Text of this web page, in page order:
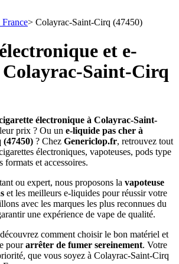
> Colayrac-Saint-Cirq (47450)
et e-
Saint-Cirq
électronique à Colayrac-Saint-
prix ? Ou un e-liquide pas cher à
? Chez Genericlop.fr, retrouvez tout
électroniques, vapoteuses, pods type
et accessoires.
ou expert, nous proposons la vapoteuse
et les meilleurs e-liquides pour réussir votre
avec les marques les plus reconnues du
une expérience de vape de qualité.
comment choisir le bon matériel et
pourarrêter de fumer sereinement. Votre
que vous soyez à Colayrac-Saint-Cirq